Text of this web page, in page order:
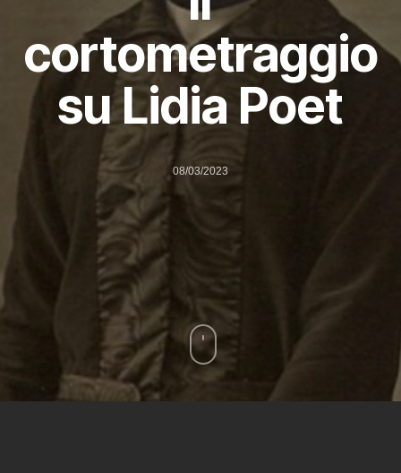
cortometraggio
su Lidia Poet
08/03/2023